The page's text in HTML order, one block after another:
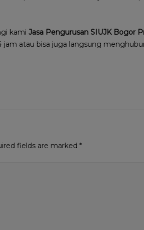
kami Jasa Pengurusan SIUJK Bogor
jam atau bisa juga langsung
fields are marked *